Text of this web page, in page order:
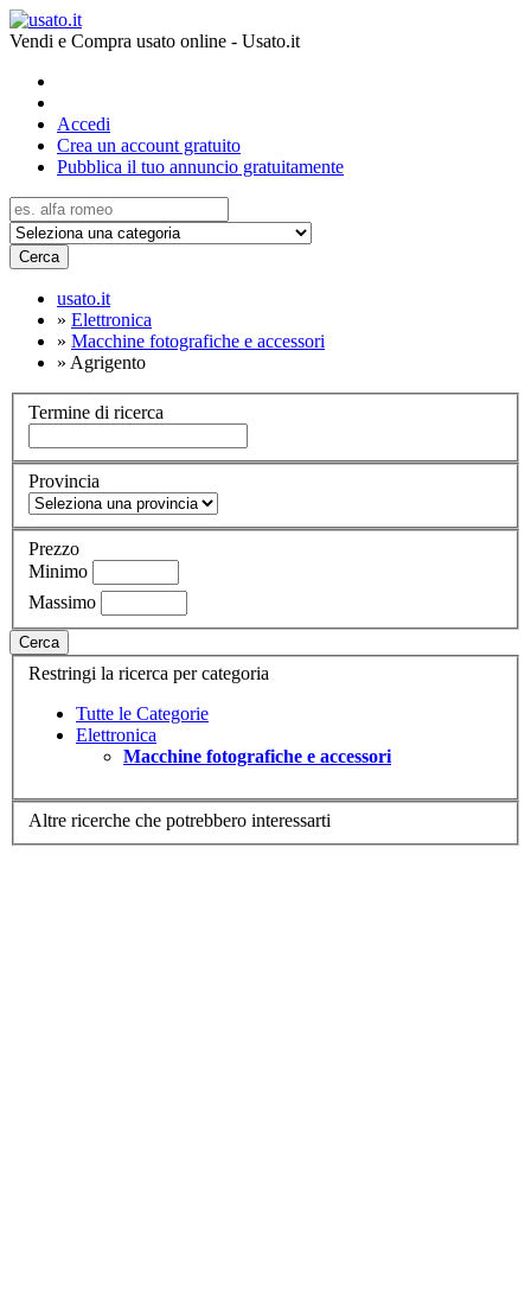
Vendi e Compra usato online - Usato.it
Accedi
Crea un account gratuito
Pubblica il tuo annuncio gratuitamente
Cerca
usato.it
» Elettronica
» Macchine fotografiche e accessori
» Agrigento
Termine di ricerca
Provincia
Prezzo
Minimo
Massimo
Cerca
Restringi la ricerca per categoria
Tutte le Categorie
Elettronica
Macchine fotografiche e accessori
Altre ricerche che potrebbero interessarti